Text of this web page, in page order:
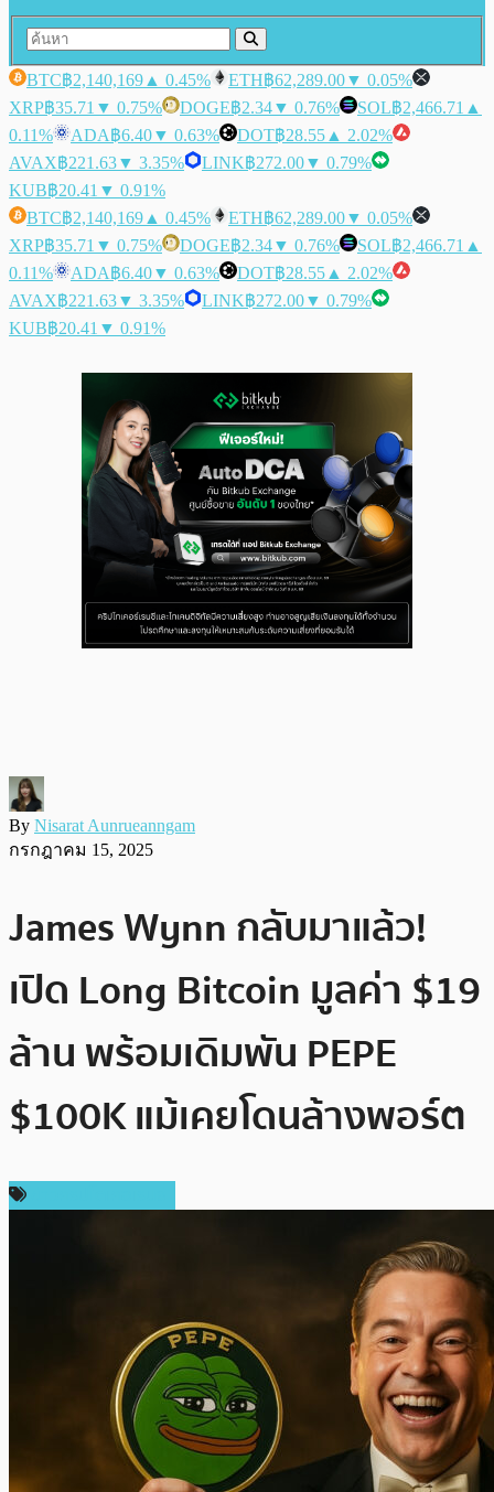
BTC฿2,140,169 ▲ 0.45% ETH฿62,289.00▼ 0.05%
XRP฿35.71 ▼ 0.75% DOGE฿2.34▼ 0.76% SOL฿2,466.71 ▲
0.11%
ADA฿6.40▼ 0.63% DOT฿28.55 ▲ 2.02%
AVAX฿221.63▼ 3.35% LINK฿272.00▼ 0.79%
KUB฿20.41 ▼ 0.91%
BTC฿2,140,169 ▲ 0.45% ETH฿62,289.00▼ 0.05%
XRP฿35.71 ▼ 0.75% DOGE฿2.34▼ 0.76% SOL฿2,466.71 ▲
0.11%
ADA฿6.40▼ 0.63% DOT฿28.55 ▲ 2.02%
AVAX฿221.63▼ 3.35% LINK฿272.00▼ 0.79%
KUB฿20.41 ▼ 0.91%
By Nisarat Aunrueanngam
กรกฎาคม 15, 2025
James Wynn กลับมาแล้ว!
เปิด Long Bitcoin มูลค่า $19
ล้าน พร้อมเดิมพัน PEPE
$100K แม้เคยโดนล้างพอร์ต